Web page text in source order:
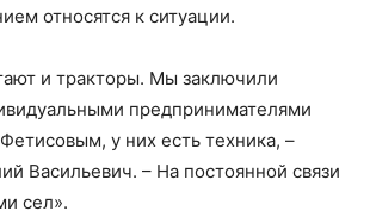
относятся к ситуации.
и тракторы. Мы заключили
предпринимателями
у них есть техника, –
Васильевич. – На постоянной связи
сел».